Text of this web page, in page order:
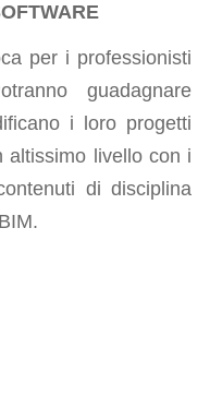
per i professionisti
guadagnare
i loro progetti
altissimo livello con i
di disciplina